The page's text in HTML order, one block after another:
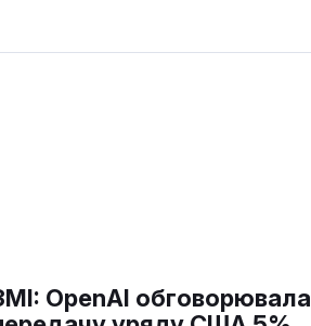
OpenAI обговорювала